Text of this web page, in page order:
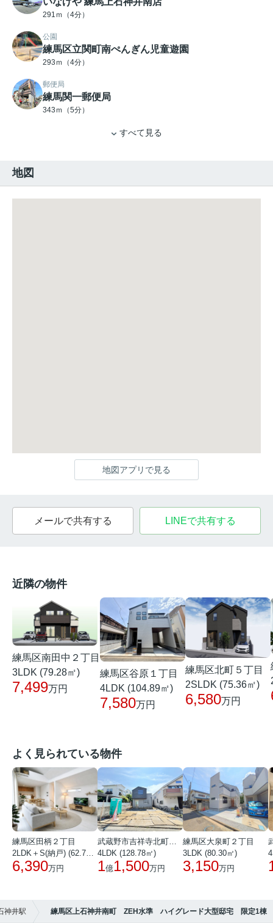
291ｍ（4分）
公園
練馬区立関町南ぺんぎん児童遊園
293ｍ（4分）
郵便局
練馬関一郵便局
343ｍ（5分）
すべて見る
地図
地図アプリで見る
メールで共有する LINEで共有する
近隣の物件
練馬区南田中２丁目
3LDK (79.28㎡)
7,499万円
練馬区谷原１丁目
4LDK (104.89㎡)
7,580万円
練馬区北町５丁目
2SLDK (75.36㎡)
6,580万円
よく見られている物件
練馬区田柄２丁目
2LDK＋S(納戸) (62.72㎡)
6,390万円
武蔵野市吉祥寺北町１丁目
4LDK (128.78㎡)
1億1,500万円
練馬区大泉町２丁目
3LDK (80.30㎡)
3,150万円
神井駅 練馬区上石神井南町 ZEH水準 ハイグレード大型邸宅 限定1棟